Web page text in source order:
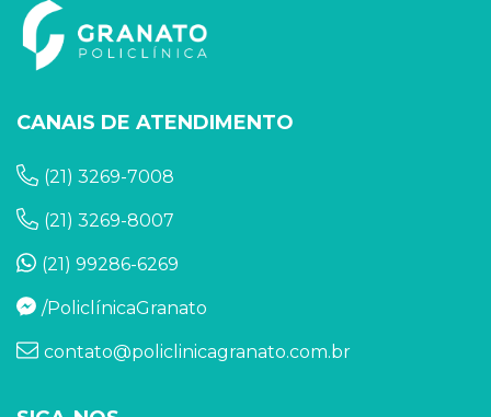
CANAIS DE ATENDIMENTO
(21) 3269-7008
(21) 3269-8007
(21) 99286-6269
/PoliclínicaGranato
contato@policlinicagranato.com.br